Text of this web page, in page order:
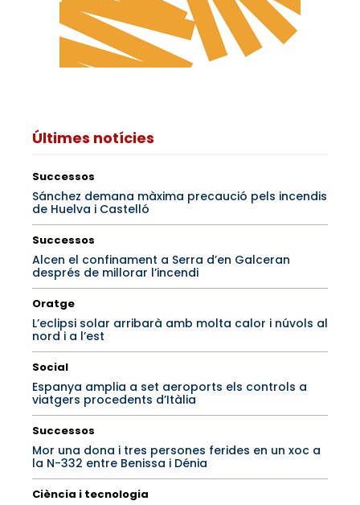
Últimes notícies
Successos
Sánchez demana màxima precaució pels incendis
de Huelva i Castelló
Successos
Alcen el confinament a Serra d’en Galceran
després de millorar l’incendi
Oratge
L’eclipsi solar arribarà amb molta calor i núvols al
nord i a l’est
Social
Espanya amplia a set aeroports els controls a
viatgers procedents d’Itàlia
Successos
Mor una dona i tres persones ferides en un xoc a
la N-332 entre Benissa i Dénia
Ciència i tecnologia